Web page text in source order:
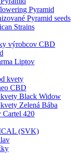
Pyramid
Pyramid seeds
Strains
výrobcov CBD
Liptov
kvety
CBD
Black Widow
Zelená Bába
Cartel 420
(SVK)